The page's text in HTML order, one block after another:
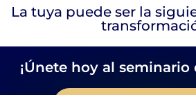
La tuya puede ser la
¡Únete hoy al